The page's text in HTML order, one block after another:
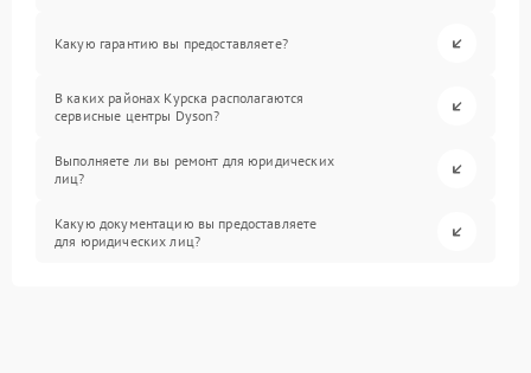
Какую гарантию вы предоставляете?
В каких районах Курска располагаются
сервисные центры Dyson?
Выполняете ли вы ремонт для юридических
лиц?
Какую документацию вы предоставляете
для юридических лиц?